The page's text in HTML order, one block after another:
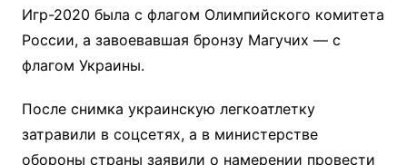
Игр-2020 была с флагом Олимпийского комитета
России, а завоевавшая бронзу Магучих — с
флагом Украины.
После снимка украинскую легкоатлетку
затравили в соцсетях, а в министерстве
обороны страны заявили о намерении провести